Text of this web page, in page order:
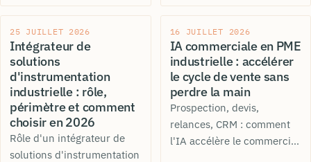
Méthode, coûts et pièges à
éviter.
choix du connecteur,
licence, gouvernance.
25 JUILLET 2026
Intégrateur de
solutions
d'instrumentation
industrielle : rôle,
périmètre et comment
choisir en 2026
Rôle d'un intégrateur de
solutions d'instrumentation
16 JUILLET 2026
IA commerciale en PME
industrielle : accélérer
le cycle de vente sans
perdre la main
Prospection, devis,
relances, CRM : comment
l'IA accélère le commercial